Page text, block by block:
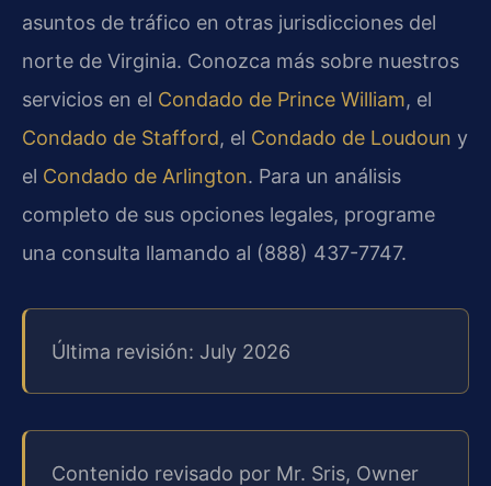
asuntos de tráfico en otras jurisdicciones del
norte de Virginia. Conozca más sobre nuestros
servicios en el Condado de Prince William, el
Condado de Stafford, el Condado de Loudoun y
el Condado de Arlington. Para un análisis
completo de sus opciones legales, programe
una consulta llamando al (888) 437-7747.
Última revisión: July 2026
Contenido revisado por Mr. Sris, Owner